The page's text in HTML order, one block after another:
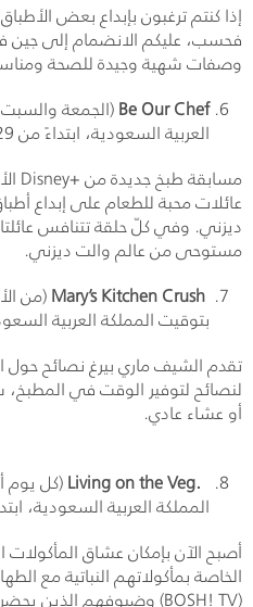
إذا كنتم ترغبون بإبداع بعض
فحسب، عليكم الانضمام إلى
وصفات شهية وجيدة للصحة
Be Our Chef
العربية السعودية، ابتداءً من 29 مايو)
مسابقة طبخ جديدة من +Disney
عائلات محبة للطعام على إبداع
ديزني. وفي كلّ حلقة تتنافس
مستوحى من عالم والت ديزني.
Mary’s Kitchen Crush
بتوقيت المملكة العربية السعودية،
تقدم الشيف ماري بيرغ نصائح حول
لنصائح لتوفير الوقت في المطبخ،
أو عشاء عادي.
Living on the Veg.
المملكة العربية السعودية، ابتداءً من
أصبح الآن بإمكان عشاق المأكولات
الخاصة بمأكولاتهم النباتية مع
(
BOSH! TV) وضيوفهم الذين